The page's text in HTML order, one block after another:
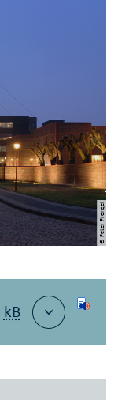
© Peter Prengel
kB